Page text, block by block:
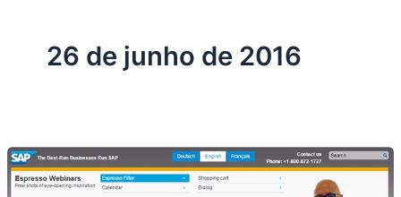
26 de junho de 2016